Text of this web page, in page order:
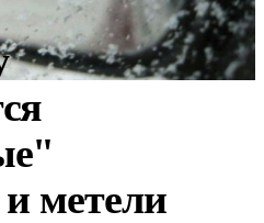
метели